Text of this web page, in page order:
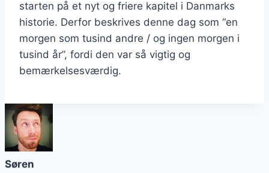
starten på et nyt og friere kapitel i Danmarks
historie. Derfor beskrives denne dag som “en
morgen som tusind andre / og ingen morgen i
tusind år”, fordi den var så vigtig og
bemærkelsesværdig.
Søren